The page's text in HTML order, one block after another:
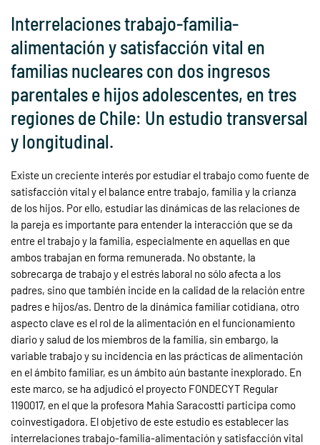
Interrelaciones trabajo-familia-
alimentación y satisfacción vital en
familias nucleares con dos ingresos
parentales e hijos adolescentes, en tres
regiones de Chile: Un estudio transversal
y longitudinal.
Existe un creciente interés por estudiar el trabajo como fuente de
satisfacción vital y el balance entre trabajo, familia y la crianza
de los hijos. Por ello, estudiar las dinámicas de las relaciones de
la pareja es importante para entender la interacción que se da
entre el trabajo y la familia, especialmente en aquellas en que
ambos trabajan en forma remunerada. No obstante, la
sobrecarga de trabajo y el estrés laboral no sólo afecta a los
padres, sino que también incide en la calidad de la relación entre
padres e hijos/as. Dentro de la dinámica familiar cotidiana, otro
aspecto clave es el rol de la alimentación en el funcionamiento
diario y salud de los miembros de la familia, sin embargo, la
variable trabajo y su incidencia en las prácticas de alimentación
en el ámbito familiar, es un ámbito aún bastante inexplorado. En
este marco, se ha adjudicó el proyecto FONDECYT Regular
1190017, en el que la profesora Mahia Saracostti participa como
coinvestigadora. El objetivo de este estudio es establecer las
interrelaciones trabajo-familia-alimentación y satisfacción vital